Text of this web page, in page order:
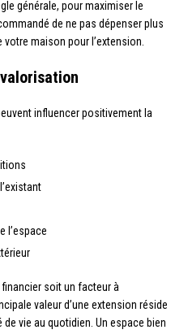
générale, pour maximiser le
de ne pas dépenser plus
votre maison pour l’extension.
influencer positivement la
l’espace
financier soit un facteur à
valeur d’une extension réside
vie au quotidien. Un espace bien